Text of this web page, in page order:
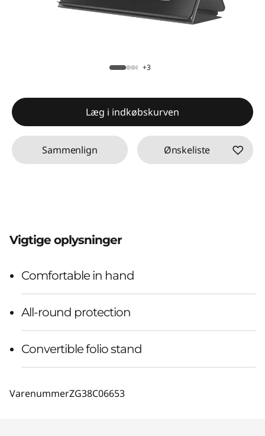
+3
Læg i indkøbskurven
Sammenlign Ønskeliste
Vigtige oplysninger
Comfortable in hand
All-round protection
Convertible folio stand
VarenummerZG38C06653